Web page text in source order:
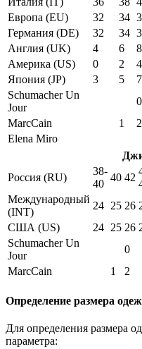
Европа (EU)
32 34
Германия (DE)
32 34
Англия (UK)
4 6 8
Америка (US)
0 2 4
Япония (JP)
3 5 7
Schumacher Un
Jour
0
MarcCain
1 2
Elena Miro
Россия (RU)
38-
40
40 42
Международный
(INT)
24 25 26
США (US)
24 25 26
Schumacher Un
Jour
0
MarcCain
1 2
Определение размера
Для определения размера
параметра: